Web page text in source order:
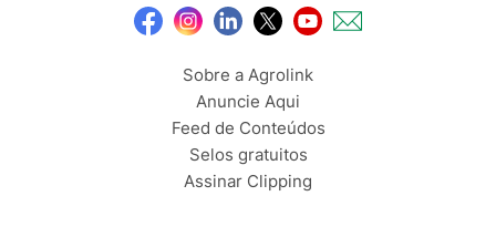
Sobre a Agrolink
Anuncie Aqui
Feed de Conteúdos
Selos gratuitos
Assinar Clipping